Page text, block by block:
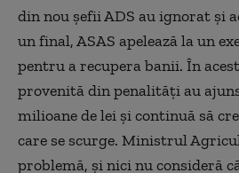
din nou șefii ADS au ignorat și
un final, ASAS apelează la un
pentru a recupera banii. În
provenită din penalități au
milioane de lei și continuă să
care se scurge. Ministrul
problemă, și nici nu consideră